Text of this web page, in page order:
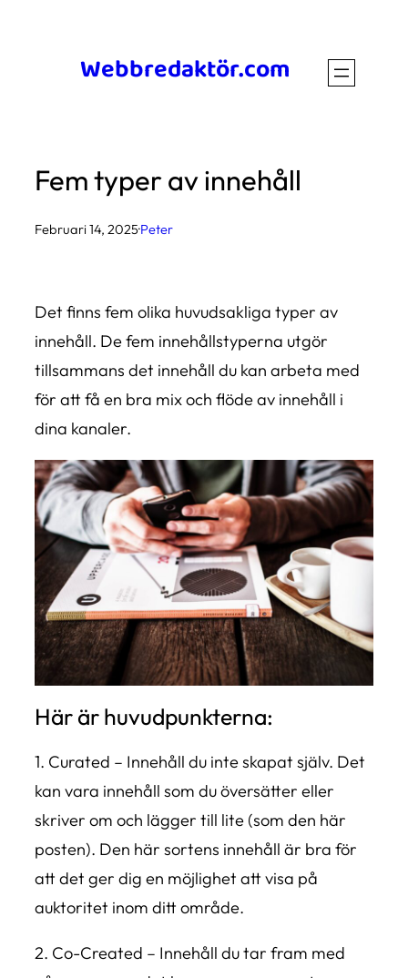
Webbredaktör.com
Fem typer av innehåll
Februari 14, 2025·Peter
Det finns fem olika huvudsakliga typer av
innehåll. De fem innehållstyperna utgör
tillsammans det innehåll du kan arbeta med
för att få en bra mix och flöde av innehåll i
dina kanaler.
Här är huvudpunkterna:
1. Curated – Innehåll du inte skapat själv. Det
kan vara innehåll som du översätter eller
skriver om och lägger till lite (som den här
posten). Den här sortens innehåll är bra för
att det ger dig en möjlighet att visa på
auktoritet inom ditt område.
2. Co-Created – Innehåll du tar fram med